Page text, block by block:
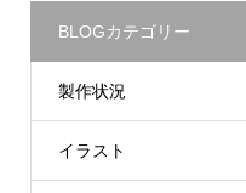
BLOGカテゴリー
製作状況
イラスト